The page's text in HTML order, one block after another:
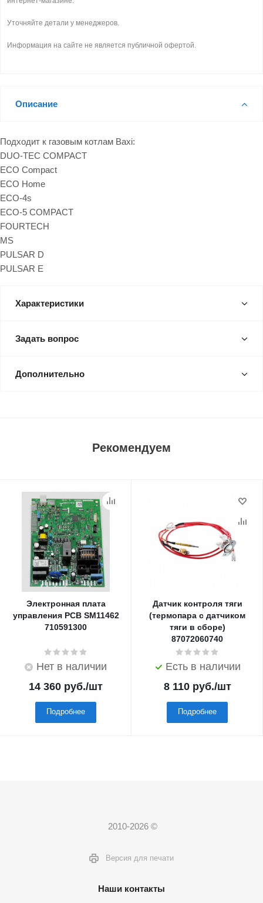
Уточняйте детали у менеджеров.
Информация на сайте не является публичной офертой.
Описание
Подходит к газовым котлам Baxi:
DUO-TEC COMPACT
ECO Compact
ECO Home
ECO-4s
ECO-5 COMPACT
FOURTECH
MS
PULSAR D
PULSAR E
Характеристики
Задать вопрос
Дополнительно
Рекомендуем
Электронная плата
управления PCB SM11462
710591300
Нет в наличии
14 360 руб./шт
Подробнее
Датчик контроля тяги
(термопара с датчиком
тяги в сборе)
87072060740
Есть в наличии
8 110руб./шт
Подробнее
2010-2026 ©
Версия для печати
Наши контакты